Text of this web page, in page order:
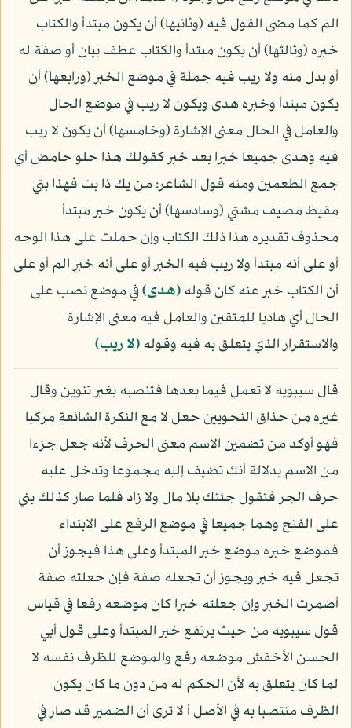
الم كما مضى القول فيه (وثانيها) أن يكون مبتدأ والكتاب
خبره (وثالثها) أن يكون مبتدأ والكتاب عطف بيان أو صفة له
أو بدل منه ولا ريب فيه جملة في موضع الخبر (ورابعها) أن
يكون مبتدأ وخبره هدى ويكون لا ريب في موضع الحال
والعامل في الحال معنى الإشارة (وخامسها) أن يكون لا ريب
فيه وهدى جميعا خبرا بعد خبر كقولك هذا حلو حامض أي
جمع الطعمين ومنه قول الشاعر: من يك ذا بت فهذا بتي
مقيظ مصيف مشتي (وسادسها) أن يكون خبر مبتدأ
محذوف تقديره هذا ذلك الكتاب وإن حملت على هذا الوجه
أو على أنه مبتدأ ولا ريب فيه الخبر أو على أنه خبر الم أو على
أن الكتاب خبر عنه كان قوله﴿هدى﴾في موضع نصب على
الحال أي هاديا للمتقين والعامل فيه معنى الإشارة
والاستقرار الذي يتعلق به فيه وقوله﴿لا ريب﴾
قال سيبويه لا تعمل فيما بعدها فتنصبه بغير تنوين وقال
غيره من حذاق النحويين جعل لا مع النكرة الشائعة مركبا
فهو أوكد من تضمين الاسم معنى الحرف لأنه جعل جزءا
من الاسم بدلالة أنك تضيف إليه مجموعا وتدخل عليه
حرف الجر فتقول جئتك بلا مال ولا زاد فلما صار كذلك بني
على الفتح وهما جميعا في موضع الرفع على الابتداء
فموضع خبره موضع خبر المبتدأ وعلى هذا فيجوز أن
تجعل فيه خبر ويجوز أن تجعله صفة فإن جعلته صفة
أضمرت الخبر وإن جعلته خبرا كان موضعه رفعا في قياس
قول سيبويه من حيث يرتفع خبر المبتدأ وعلى قول أبي
الحسن الأخفش موضعه رفع والموضع للظرف نفسه لا
لما كان يتعلق به لأن الحكم له من دون ما كان يكون
الظرف منتصبا به في الأصل أ لا ترى أن الضمير قد صار في